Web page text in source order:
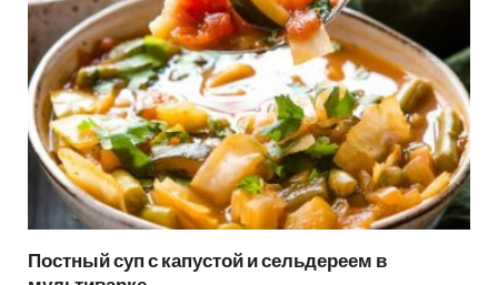
Постный суп с капустой и сельдереем в